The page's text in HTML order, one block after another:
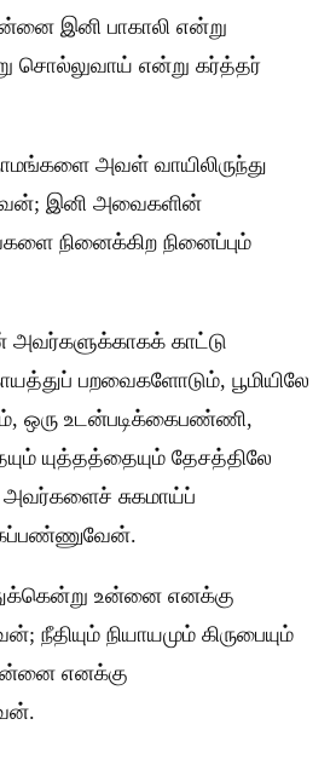
இனி பாகாலி என்று
சொல்லுவாய் என்று கர்த்தர்
அவள் வாயிலிருந்து
இனி அவைகளின்
நினைக்கிற நினைப்பும்
அவர்களுக்காகக் காட்டு
பறவைகளோடும், பூமியிலே
ஒரு உடன்படிக்கைபண்ணி,
யுத்தத்தையும் தேசத்திலே
அவர்களைச் சுகமாய்ப்
உன்னை எனக்கு
நீதியும் நியாயமும் கிருபையும்
எனக்கு